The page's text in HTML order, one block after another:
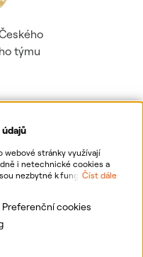
webové stránky využívají
i netechnické cookies a
nezbytné k fungování
reklam a analytice.
a vašich osobních údajů
o vašich právech,
odvolání udělených
Číst dále
Preferenční cookies
týmu
údajů